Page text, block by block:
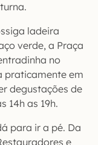
ladeira
verde, a Praça
no
praticamente em
degustações de
14h as 19h.
para ir a pé. Da
e